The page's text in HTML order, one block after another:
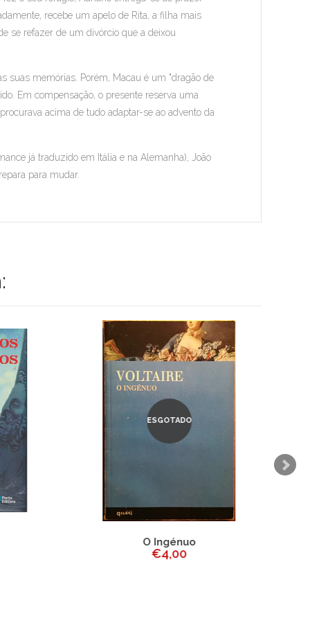
recebe um apelo de Rita, a filha mais
se refazer de um divórcio que a deixou
suas memórias. Porém, Macau é um "dragão de
Em compensação, o presente reserva uma
acima de tudo adaptar-se ao advento da
já traduzido em Itália e na Alemanha), João
para mudar.
ESGOTADO
O Ingénuo
€4,00